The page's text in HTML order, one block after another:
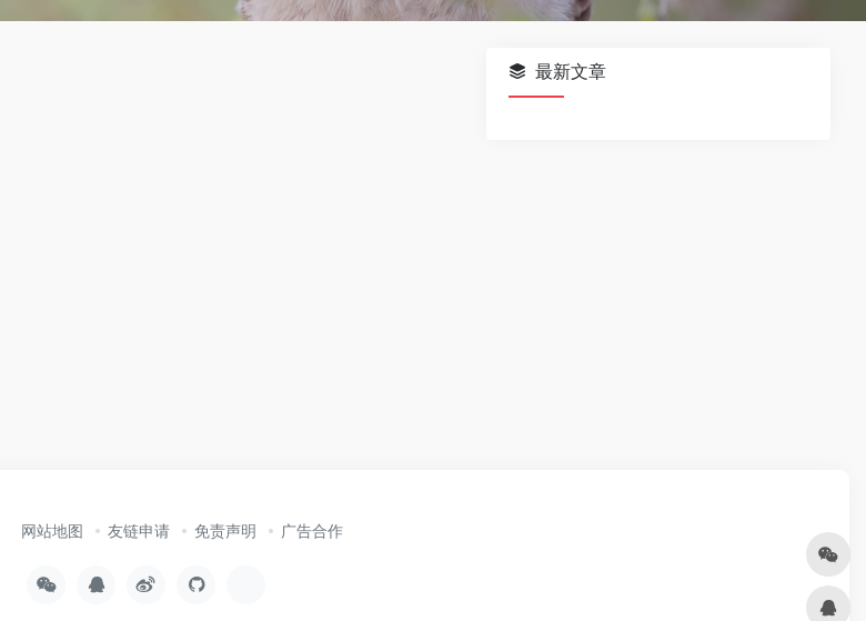
最新文章
网站地图 友链申请 免责声明 广告合作